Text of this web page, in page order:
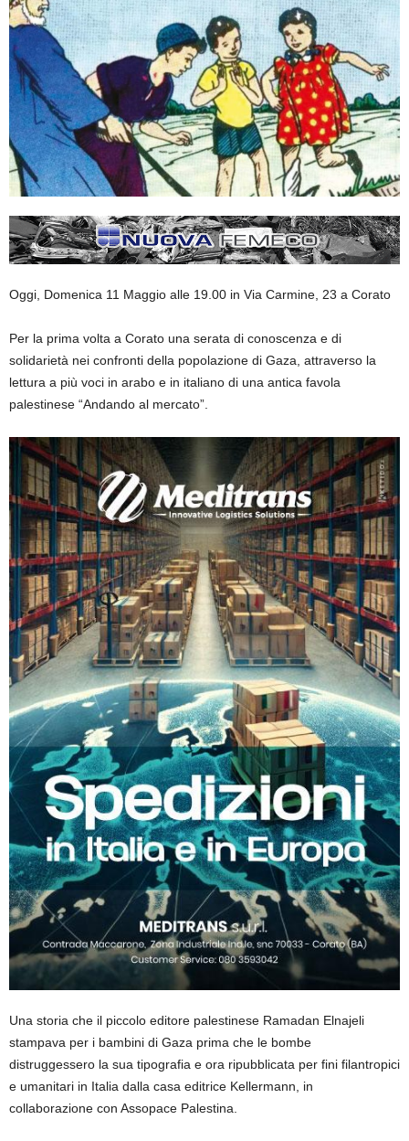
Oggi, Domenica 11 Maggio alle 19 .00 in Via Carmine, 23 a Corato
Per la prima volta a Corato una serata di conoscenza e di
solidarietà nei confronti della popolazione di Gaza, attraverso la
lettura a più voci in arabo e in italiano di una antica favola
palestinese “Andando al mercato”.
Una storia che il piccolo editore palestinese Ramadan Elnajeli
stampava per i bambini di Gaza prima che le bombe
distruggessero la sua tipografia e ora ripubblicata per fini filantropici
e umanitari in Italia dalla casa editrice Kellermann , in
collaborazione con Assopace Palestina.